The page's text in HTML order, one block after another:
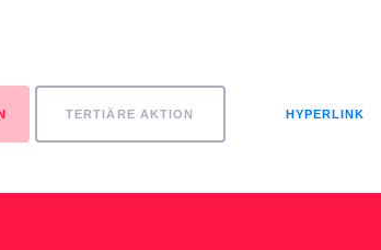
TERTIÄRE AKTION HYPERLINK